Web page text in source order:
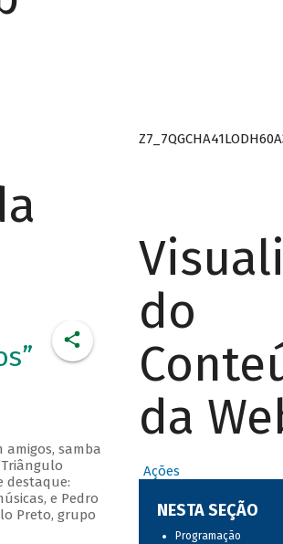
samba
destaque:
e Pedro
Preto, grupo
do
da
Ações
NESTA SEÇÃO
Programação